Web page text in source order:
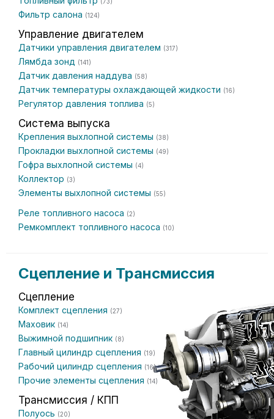
(73)
Фильтр салона (124)
Управление двигателем
Датчики управления двигателем (317)
Лямбда зонд (141)
Датчик давления наддува (58)
Датчик температуры охлаждающей жидкости (16)
Регулятор давления топлива (5)
Система выпуска
Крепления выхлопной системы (38)
Прокладки выхлопной системы (49)
Гофра выхлопной системы (4)
Коллектор (3)
Элементы выхлопной системы (55)
Реле топливного насоса (2)
Ремкомплект топливного насоса (10)
Сцепление и Трансмиссия
Сцепление
Комплект сцепления (27)
Маховик (14)
Выжимной подшипник (8)
Главный цилиндр сцепления (19)
Рабочий цилиндр сцепления (16)
Прочие элементы сцепления (14)
Трансмиссия / КПП
Полуось (20)